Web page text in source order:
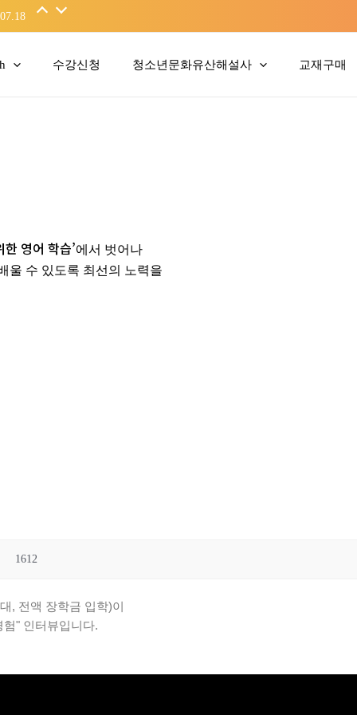
수강신청 청소년문화유산해설사 교재구매
한 영어 학습’에서 벗어나
울 수 있도록 최선의 노력을
1612
, 전액 장학금 입학)이
" 인터뷰입니다.